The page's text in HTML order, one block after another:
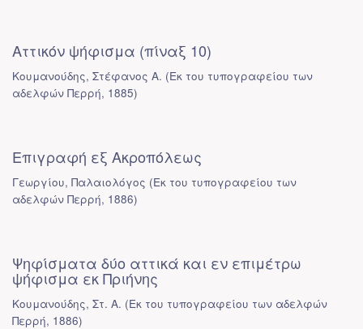
Αττικόν ψήφισμα (πίναξ 10)
Κουμανούδης, Στέφανος Α. (Εκ του τυπογραφείου των
αδελφών Περρή, 1885)
Επιγραφή εξ Ακροπόλεως
Γεωργίου, Παλαιολόγος (Εκ του τυπογραφείου των
αδελφών Περρή, 1886)
Ψηφίσματα δύο αττικά και εν επιμέτρω
ψήφισμα εκ Πριήνης
Κουμανούδης, Στ. Α. (Εκ του τυπογραφείου των αδελφών
Περρή, 1886)